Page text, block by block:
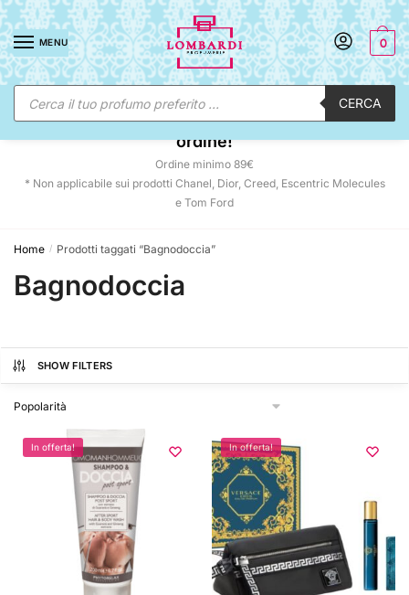
Skip
to
navigation
Skip
to
content
MENU
Ricerca
prodotti CERCA
0
☀️ SUNNY DAYS:-12% automatico sul tuo
ordine!
Ordine minimo 89€
* Non applicabile sui prodotti Chanel, Dior, Creed, Escentric Molecules
e Tom Ford
Home / Prodotti taggati “Bagnodoccia”
Bagnodoccia
SHOW FILTERS
In offerta! In offerta!